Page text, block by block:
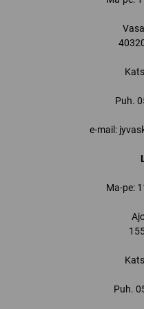
Puh.
e-mail:
Ma-pe:
Puh.